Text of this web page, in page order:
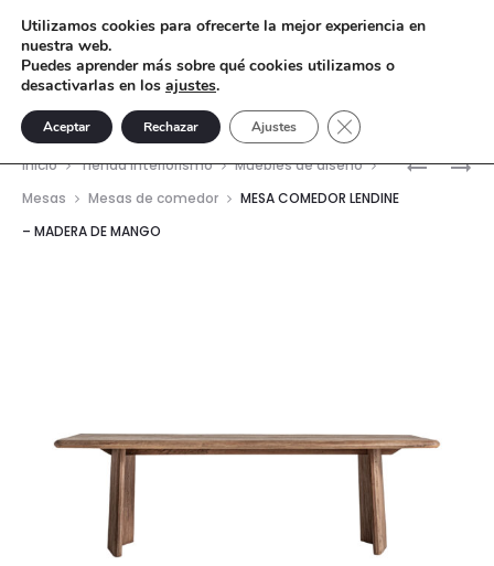
SILLÓN
MESA
Inicio Tienda interiorismo
Muebles de diseño
Mesas
Mesas de comedor
MESA COMEDOR LENDINE
– MADERA DE MANGO
Utilizamos cookies para ofrecerte la mejor experiencia en
nuestra web.
Puedes aprender más sobre qué cookies utilizamos o
desactivarlas en los ajustes.
Aceptar Rechazar Ajustes Cerrar el banner de